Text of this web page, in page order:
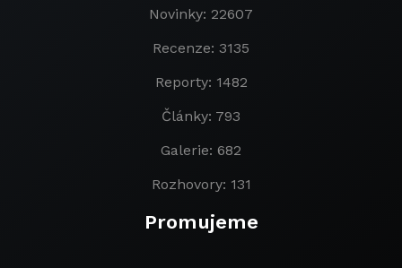
Novinky: 22607
Recenze: 3135
Reporty: 1482
Články: 793
Galerie: 682
Rozhovory: 131
Promujeme